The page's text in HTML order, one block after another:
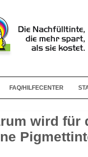
FAQ/HILFECENTER
wird für